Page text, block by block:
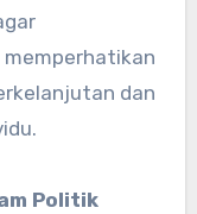
dan
Politik